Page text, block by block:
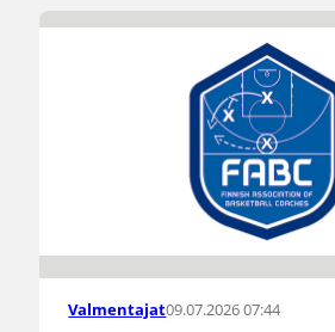
Valmentajat09.07.2026 07:44